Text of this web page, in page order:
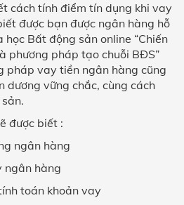
cách tính điểm tín dụng khi vay
được bạn được ngân hàng hỗ
học Bất động sản online “Chiến
phương pháp tạo chuỗi BĐS”
pháp vay tiền ngân hàng cũng
dương vững chắc, cùng cách
được biết :
ngân hàng
ngân hàng
toán khoản vay